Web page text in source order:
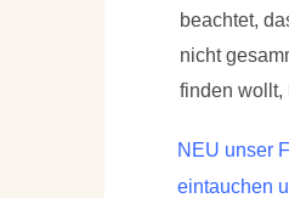
beachtet,
nicht
finden wollt,
NEU unser
eintauchen